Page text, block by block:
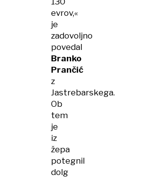
evrov,«
je
zadovoljno
povedal
Branko
Prančić
z
Jastrebarskega.
Ob
tem
je
iz
žepa
potegnil
dolg